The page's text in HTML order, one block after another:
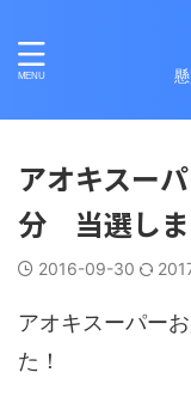
アオキスー
分 当選し
2016-09-30
アオキスーパー
た！